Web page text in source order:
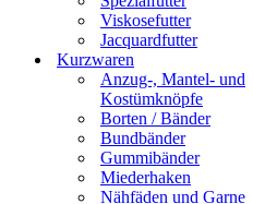
Viskosefutter
Jacquardfutter
Kurzwaren
Anzug-, Mantel- und
Kostümknöpfe
Borten / Bänder
Bundbänder
Gummibänder
Miederhaken
Nähfäden und Garne